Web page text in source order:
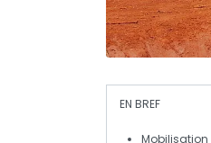
EN BREF
Mobilisation